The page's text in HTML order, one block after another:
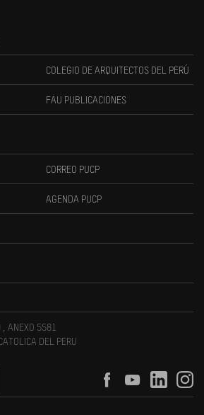
COLEGIO DE ARQUITECTOS DEL PERÚ
FAU PUBLICACIONES
CORREO PUCP
AGENDA PUCP
, ANEXO 5581
DEL PERU